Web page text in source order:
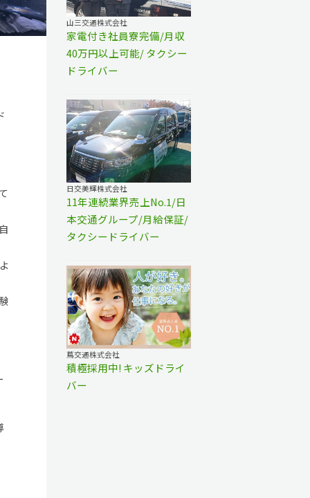
山三交通株式会社
家電付き社員寮完備/月収
40万円以上可能/ タクシー
ドライバー
日交美輝株式会社
11年連続業界売上No.1/日
本交通グループ/月給保証/
タクシードライバー
蔦交通株式会社
積極採用中! キッズドライ
バー